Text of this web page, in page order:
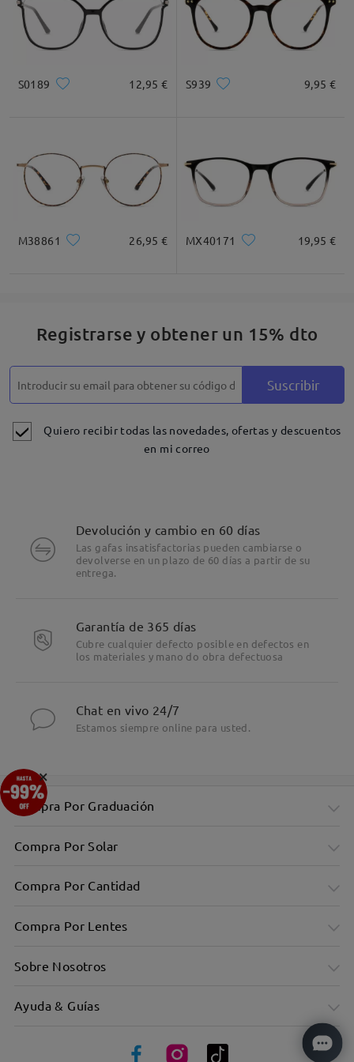
Leer todos los
comentarios
S0189 12,95 € S939 9,95 €
M38861 26,95 € MX40171 19,95 €
Registrarse y obtener un 15% dto
Suscribir
Quiero recibir todas las novedades, ofertas y descuentos
en mi correo
Devolución y cambio en 60 días
Las gafas insatisfactorias pueden cambiarse o
devolverse en un plazo de 60 días a partir de su
entrega.
Garantía de 365 días
Cubre cualquier defecto posible en defectos en
los materiales y mano do obra defectuosa
Chat en vivo 24/7
Estamos siempre online para usted.
Compra Por Graduación
Compra Por Solar
Compra Por Cantidad
Compra Por Lentes
Sobre Nosotros
Ayuda & Guías
×